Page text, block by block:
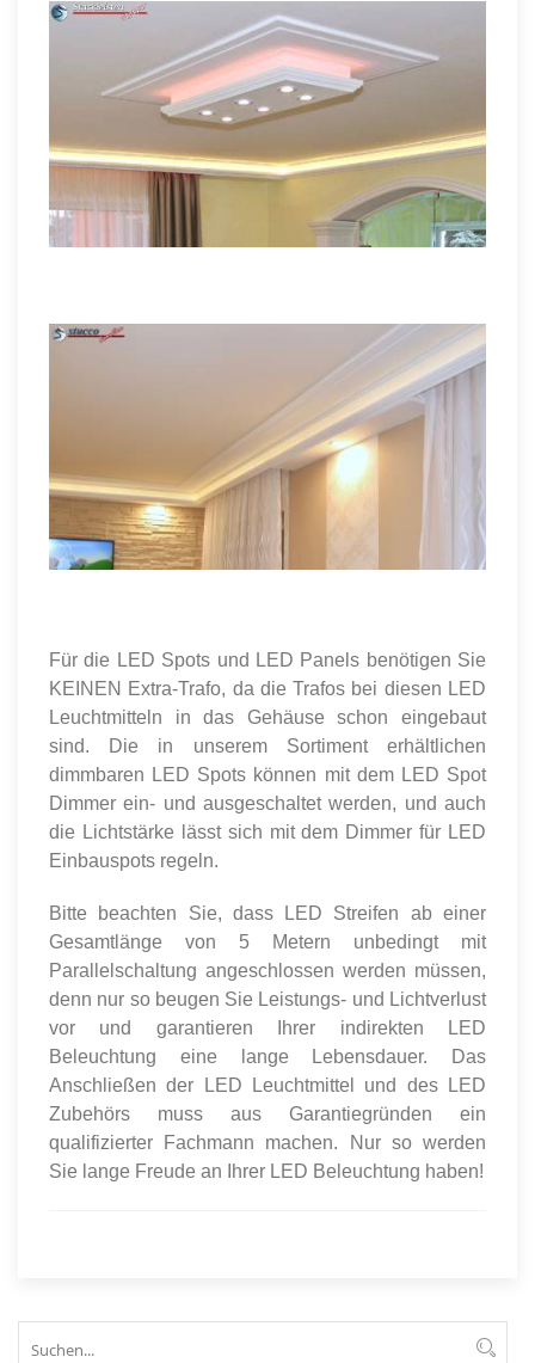
Für die LED Spots und LED Panels benötigen Sie
KEINEN Extra-Trafo, da die Trafos bei diesen LED
Leuchtmitteln in das Gehäuse schon eingebaut
sind. Die in unserem Sortiment erhältlichen
dimmbaren LED Spots können mit dem LED Spot
Dimmer ein- und ausgeschaltet werden, und auch
die Lichtstärke lässt sich mit dem Dimmer für LED
Einbauspots regeln.
Bitte beachten Sie, dass LED Streifen ab einer
Gesamtlänge von 5 Metern unbedingt mit
Parallelschaltung angeschlossen werden müssen,
denn nur so beugen Sie Leistungs- und Lichtverlust
vor und garantieren Ihrer indirekten LED
Beleuchtung eine lange Lebensdauer. Das
Anschließen der LED Leuchtmittel und des LED
Zubehörs muss aus Garantiegründen ein
qualifizierter Fachmann machen. Nur so werden
Sie lange Freude an Ihrer LED Beleuchtung haben!